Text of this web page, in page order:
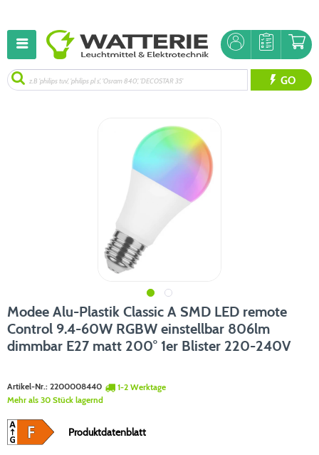
GO
Modee Alu-Plastik Classic A SMD LED remote
Control 9.4-60W RGBW einstellbar 806lm
dimmbar E27 matt 200° 1er Blister 220-240V
Artikel-Nr.: 2200008440
1-2 Werktage
Mehr als 30 Stück lagernd
Produktdatenblatt